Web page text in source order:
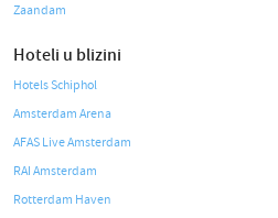
Zaandam
Hoteli u blizini
Hotels Schiphol
Amsterdam Arena
AFAS Live Amsterdam
RAI Amsterdam
Rotterdam Haven